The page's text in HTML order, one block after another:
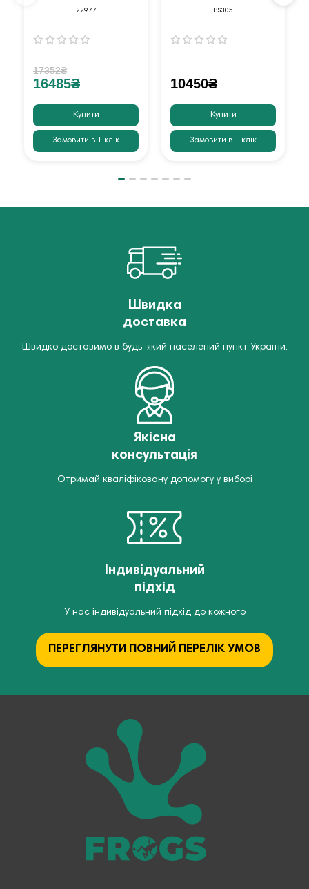
22977
17352₴
16485₴
Купити
Замовити в 1 клік
PS305
10450₴
Купити
Замовити в 1 клік
Швидка
доставка
Швидко доставимо в будь-який населений пункт України.
Якісна
консультація
Отримай кваліфіковану допомогу у виборі
Індивідуальний
підхід
У нас індивідуальний підхід до кожного
ПЕРЕГЛЯНУТИ ПОВНИЙ ПЕРЕЛІК УМОВ